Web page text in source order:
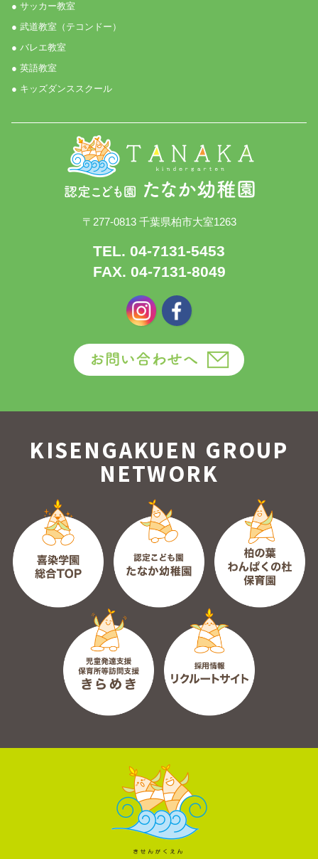
● サッカー教室
● 武道教室（テコンドー）
● バレエ教室
● 英語教室
● キッズダンススクール
〒277-0813 千葉県柏市大室1263
TEL. 04-7131-5453
FAX. 04-7131-8049
KISENGAKUEN GROUP
NETWORK